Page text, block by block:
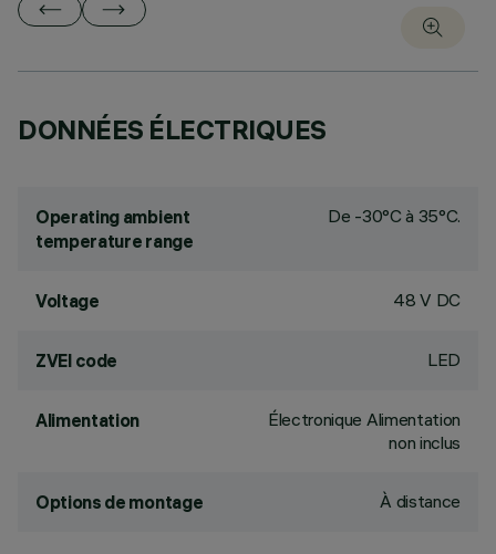
DONNÉES ÉLECTRIQUES
Operating ambient
temperature range
De -30°C à 35°C.
Voltage 48 V DC
ZVEI code LED
Alimentation
Électronique Alimentation
non inclus
Options de montage À distance